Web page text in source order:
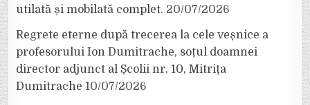
utilată și mobilată complet. 20/07/2026
Regrete eterne după trecerea la cele veșnice a
profesorului Ion Dumitrache, soțul doamnei
director adjunct al Școlii nr. 10, Mitrița
Dumitrache 10/07/2026